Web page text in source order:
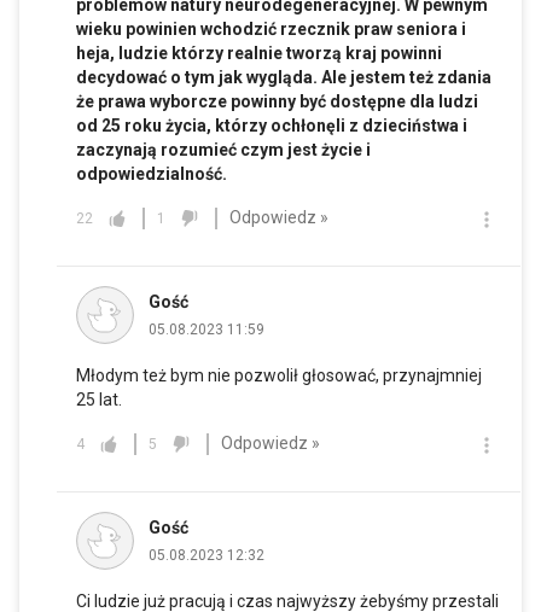
problemów natury neurodegeneracyjnej. W pewnym
wieku powinien wchodzić rzecznik praw seniora i
heja, ludzie którzy realnie tworzą kraj powinni
decydować o tym jak wygląda. Ale jestem też zdania
że prawa wyborcze powinny być dostępne dla ludzi
od 25 roku życia, którzy ochłonęli z dzieciństwa i
zaczynają rozumieć czym jest życie i
odpowiedzialność.
22 1 Odpowiedz »
Gość
05.08.2023 11:59
Młodym też bym nie pozwolił głosować, przynajmniej
25 lat.
4 5 Odpowiedz »
Gość
05.08.2023 12:32
Ci ludzie już pracują i czas najwyższy żebyśmy przestali